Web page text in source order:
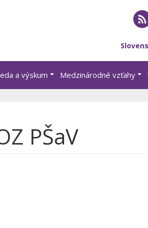
a výskum Medzinárodné vzťahy
PŠaV